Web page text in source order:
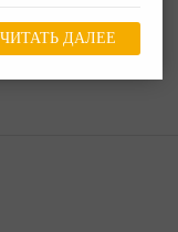
ЧИТАТЬ ДАЛЕЕ